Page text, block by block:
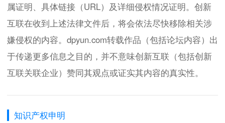
属证明、具体链接（URL）及详细侵权情况证明。创新
互联在收到上述法律文件后，将会依法尽快移除相关涉
嫌侵权的内容。dpyun.com转载作品（包括论坛内容）出
于传递更多信息之目的，并不意味创新互联（包括创新
互联关联企业）赞同其观点或证实其内容的真实性。
知识产权申明